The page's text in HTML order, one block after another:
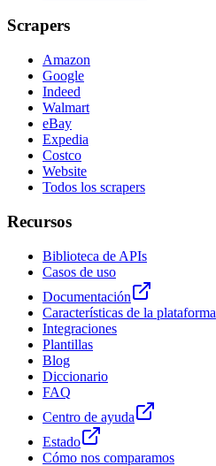
Scrapers
Amazon
Google
Indeed
Walmart
eBay
Expedia
Costco
Website
Todos los scrapers
Recursos
Biblioteca de APIs
Casos de uso
Documentación
Características de la plataforma
Integraciones
Plantillas
Blog
Diccionario
FAQ
Centro de ayuda
Estado
Cómo nos comparamos